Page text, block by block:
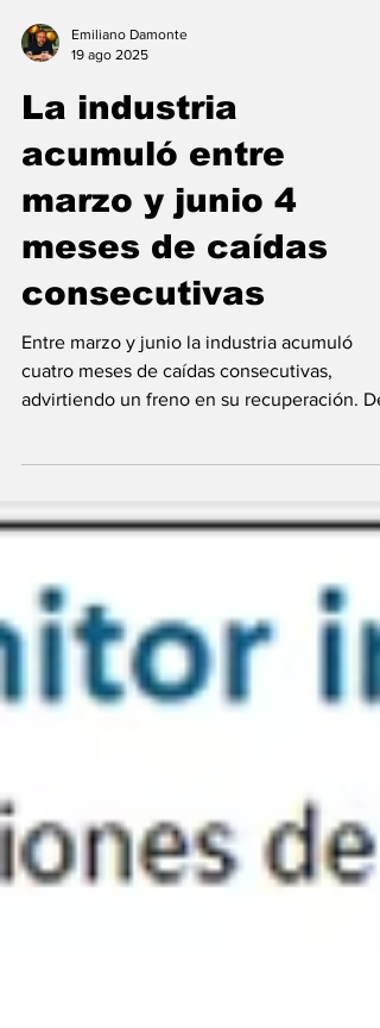
Emiliano Damonte
19 ago 2025
La industria
acumuló entre
marzo y junio 4
meses de caídas
consecutivas
Entre marzo y junio la industria acumuló
advirtiendo un freno en su recuperación. De